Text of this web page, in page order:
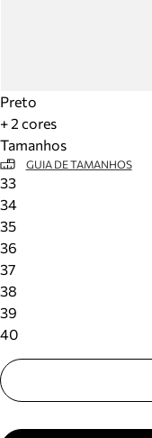
Preto
+ 2 cores
Tamanhos
GUIA DE TAMANHOS
33
34
35
36
37
38
39
40